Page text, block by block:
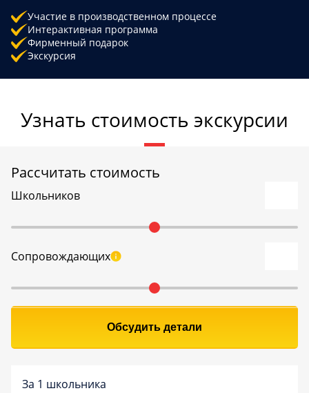
Участие в производственном процессе
Интерактивная программа
Фирменный подарок
Экскурсия
Узнать стоимость экскурсии
Рассчитать стоимость
Школьников
Сопровождающих
Обсудить детали
За 1 школьника